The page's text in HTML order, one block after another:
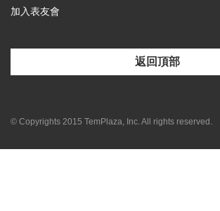
加入表友會
返回頂部
© Copyrights 2015 TemPlaza, Inc. All rights reserved.